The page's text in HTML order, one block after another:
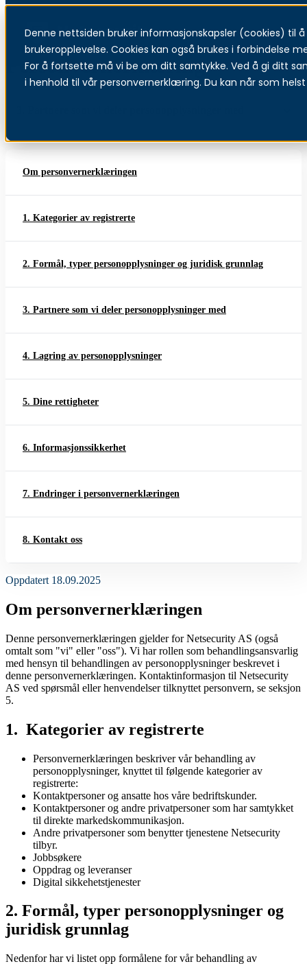
Denne nettsiden bruker informasjonskapsler (cookies) til
brukeropplevelse. Cookies kan også brukes i forbindelse
For å fortsette må vi be om ditt samtykke. Ved å gi ditt
i henhold til vår personvernerklæring. Du kan når som
Menu
Personvernerklæring
Om personvernerklæringen
1. Kategorier av registrerte
2. Formål, typer personopplysninger og juridisk grunnlag
3. Partnere som vi deler personopplysninger med
4. Lagring av personopplysninger
5. Dine rettigheter
6. Informasjonssikkerhet
7. Endringer i personvernerklæringen
8. Kontakt oss
Oppdatert 18.09.2025
Om personvernerklæringen
Denne personvernerklæringen gjelder for Netsecurity AS (også
omtalt som "vi" eller "oss"). Vi har rollen som behandlingsansvarlig
med hensyn til behandlingen av personopplysninger beskrevet i
denne personvernerklæringen. Kontaktinformasjon til Netsecurity
AS ved spørsmål eller henvendelser tilknyttet personvern, se seksjon
5.
1. Kategorier av registrerte
Personvernerklæringen beskriver vår behandling av
personopplysninger, knyttet til følgende kategorier av
registrerte:
Kontaktpersoner og ansatte hos våre bedriftskunder.
Kontaktpersoner og andre privatpersoner som har samtykket
til direkte markedskommunikasjon.
Andre privatpersoner som benytter tjenestene Netsecurity
tilbyr.
Jobbsøkere
Oppdrag og leveranser
Digital sikkehetstjenester
2. Formål, typer personopplysninger og
juridisk grunnlag
Nedenfor har vi listet opp formålene for vår behandling av